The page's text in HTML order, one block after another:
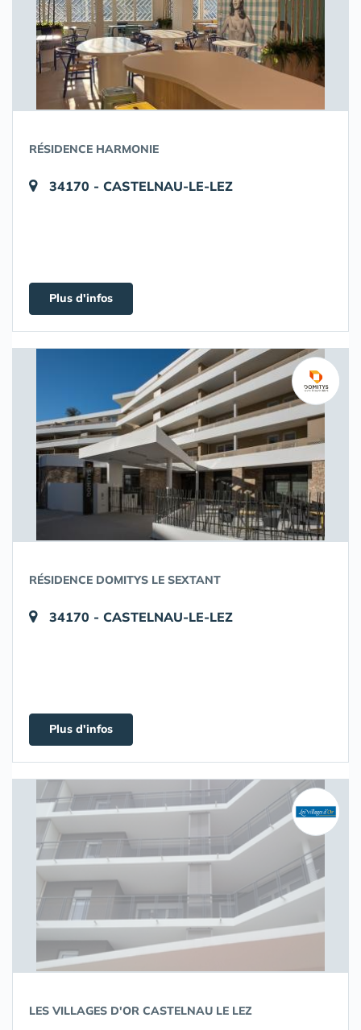
RÉSIDENCE HARMONIE
34170 - CASTELNAU-LE-LEZ
Plus d'infos
RÉSIDENCE DOMITYS LE SEXTANT
34170 - CASTELNAU-LE-LEZ
Plus d'infos
LES VILLAGES D'OR CASTELNAU LE LEZ